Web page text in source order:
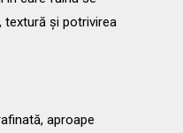
și potrivirea
aproape